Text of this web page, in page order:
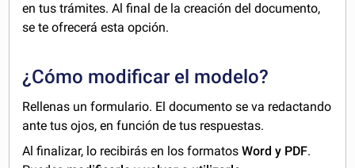
en tus trámites. Al final de la creación del documento,
se te ofrecerá esta opción.
¿Cómo modificar el modelo?
Rellenas un formulario. El documento se va redactando
ante tus ojos, en función de tus respuestas.
Al finalizar, lo recibirás en los formatosWord y PDF.